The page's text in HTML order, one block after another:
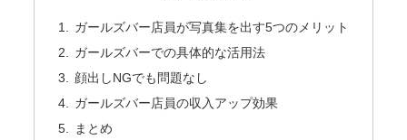
ガールズバー店員が写真集を出す5つのメリット
ガールズバーでの具体的な活用法
顔出しNGでも問題なし
ガールズバー店員の収入アップ効果
まとめ